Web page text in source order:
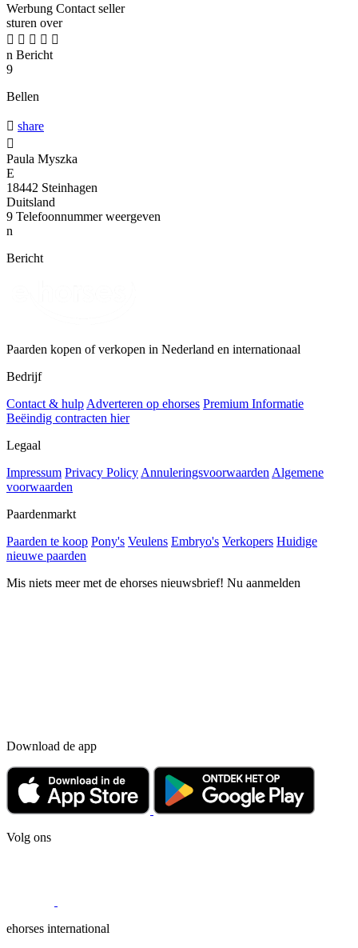
Werbung Contact seller
sturen over
    
n Bericht
9
Bellen
 share

Paula Myszka
E
18442 Steinhagen
Duitsland
9 Telefoonnummer weergeven
n
Bericht
Paarden kopen of verkopen in Nederland en internationaal
Bedrijf
Contact & hulp Adverteren op ehorses Premium Informatie
Beëindig contracten hier
Legaal
Impressum Privacy Policy Annuleringsvoorwaarden Algemene
voorwaarden
Paardenmarkt
Paarden te koop Pony's Veulens Embryo's Verkopers Huidige
nieuwe paarden
Mis niets meer met de ehorses nieuwsbrief! Nu aanmelden
Download de app
Volg ons
ehorses international